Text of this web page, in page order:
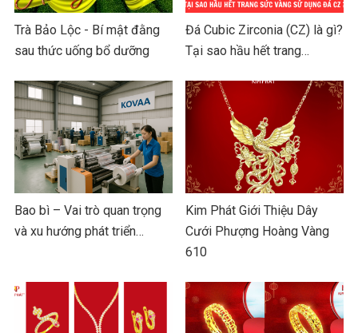
Trà Bảo Lộc - Bí mật đằng
sau thức uống bổ dưỡng
Đá Cubic Zirconia (CZ) là gì?
Tại sao hầu hết trang…
Bao bì – Vai trò quan trọng
và xu hướng phát triển…
Kim Phát Giới Thiệu Dây
Cưới Phượng Hoàng Vàng
610